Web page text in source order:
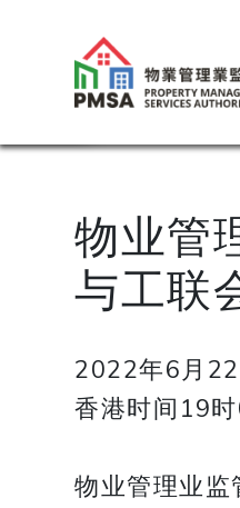
物业管
与工联
2022年6月22
香港时间19
物业管理业